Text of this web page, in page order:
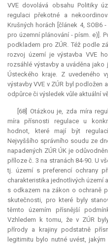
VVE dovolává obsahu Politiky
regulaci překotné a
Krušných horách [článek 4, SOB6
pro územní plánování - písm. e)].
podkladem pro ZÚR. Též podle
rozvoj území je výstavba VVE
rozsáhlé výstavby a uváděna
Ústeckého kraje. Z uvedeného
výstavby VVE v ZÚR byl podložen
odpůrce či výsledek vůle aktuální
[68] Otázkou je, zda míra
míra přísnosti regulace u
hodnot, které mají být
Nejvyššího správního soudu ze
napadených ZÚR ÚK je
příloze č. 3 na stranách 84-90. U
tj. území s preferencí ochrany
charakteristika jednotlivých území
s odkazem na zákon o ochraně
skutečnosti, pro které byly
těmto územím přísnější
Vzhledem k tomu, že v ZÚR
přírody a krajiny podstatně
legitimitu bylo nutné uvést,